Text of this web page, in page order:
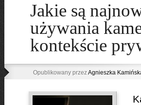
Jakie są
używania
kontekście
Opublikowany przezAgnieszka